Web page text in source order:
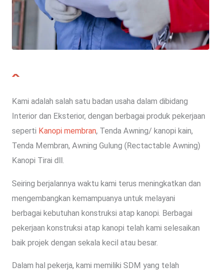
Kami adalah salah satu badan usaha dalam dibidang
Interior dan Eksterior, dengan berbagai produk pekerjaan
seperti Kanopi membran, Tenda Awning/ kanopi kain,
Tenda Membran, Awning Gulung (Rectactable Awning)
Kanopi Tirai dll.
Seiring berjalannya waktu kami terus meningkatkan dan
mengembangkan kemampuanya untuk melayani
berbagai kebutuhan konstruksi atap kanopi. Berbagai
pekerjaan konstruksi atap kanopi telah kami selesaikan
baik projek dengan sekala kecil atau besar.
Dalam hal pekerja, kami memiliki SDM yang telah